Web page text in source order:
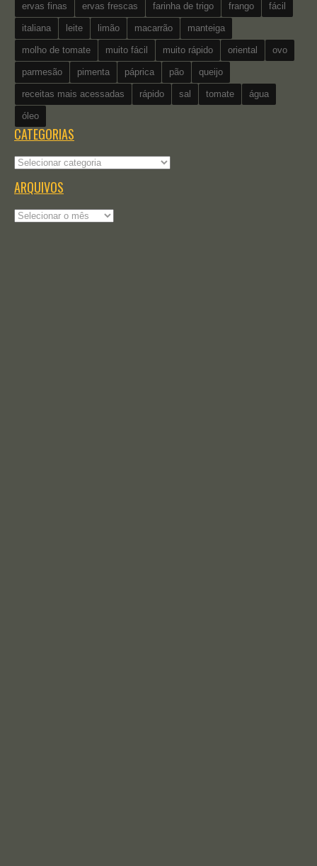
ervas finas ervas frescas farinha de trigo frango fácil
italiana leite limão macarrão manteiga
molho de tomate muito fácil muito rápido oriental ovo
parmesão pimenta páprica pão queijo
receitas mais acessadas rápido sal tomate água
óleo
CATEGORIAS
Categorias
ARQUIVOS
Arquivos